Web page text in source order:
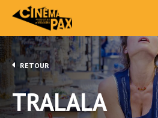
RETOUR
TRALALA